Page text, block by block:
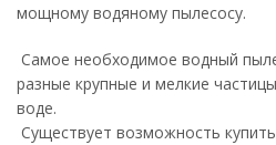
мощному водяному пылесосу.
Самое необходимое водный
разные крупные и мелкие
воде.
Существует возможность